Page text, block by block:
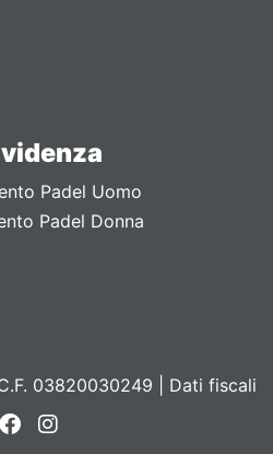
Padel Uomo
Padel Donna
03820030249 | Dati fiscali